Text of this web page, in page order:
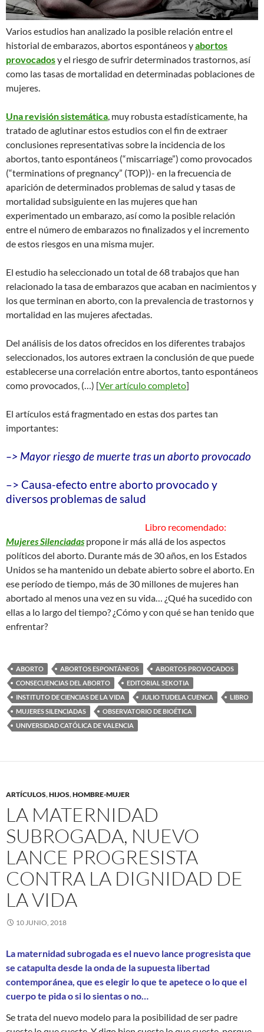
Varios estudios han analizado la posible relación entre el
historial de embarazos, abortos espontáneos yabortos
provocadosy el riesgo de sufrir determinados trastornos, así
como las tasas de mortalidad en determinadas poblaciones de
mujeres.
Una revisión sistemática, muy robusta estadísticamente, ha
tratado de aglutinar estos estudios con el fin de extraer
conclusiones representativas sobre la incidencia de los
abortos, tanto espontáneos (“miscarriage”) como provocados
(“terminations of pregnancy” (TOP))- en la frecuencia de
aparición de determinados problemas de salud y tasas de
mortalidad subsiguiente en las mujeres que han
experimentado un embarazo, así como la posible relación
entre el número de embarazos no finalizados y el incremento
de estos riesgos en una misma mujer.
El estudio ha seleccionado un total de 68 trabajos que han
relacionado la tasa de embarazos que acaban en nacimientos y
los que terminan en aborto, con la prevalencia de trastornos y
mortalidad en las mujeres afectadas.
Del análisis de los datos ofrecidos en los diferentes trabajos
seleccionados, los autores extraen la conclusión de que puede
establecerse una correlación entre abortos, tanto espontáneos
como provocados, (…) [Ver artículo completo]
El artículos está fragmentado en estas dos partes tan
importantes:
–> Mayor riesgo de muerte tras un aborto provocado
–> Causa-efecto entre aborto provocado y
diversos problemas de salud
Libro recomendado:
Mujeres Silenciadas propone ir más allá de los aspectos
políticos del aborto. Durante más de 30 años, en los Estados
Unidos se ha mantenido un debate abierto sobre el aborto. En
ese período de tiempo, más de 30 millones de mujeres han
abortado al menos una vez en su vida… ¿Qué ha sucedido con
ellas a lo largo del tiempo? ¿Cómo y con qué se han tenido que
enfrentar?
ABORTO ABORTOS ESPONTÁNEOS
ABORTOS PROVOCADOS
CONSECUENCIAS DEL ABORTO
EDITORIAL SEKOTIA
INSTITUTO DE CIENCIAS DE LA VIDA
JULIO TUDELA CUENCA
LIBRO
MUJERES SILENCIADAS
OBSERVATORIO DE BIOÉTICA
UNIVERSIDAD CATÓLICA DE VALENCIA
ARTÍCULOS,HIJOS,HOMBRE-MUJER
LA MATERNIDAD
SUBROGADA, NUEVO
LANCE PROGRESISTA
CONTRA LA DIGNIDAD DE
LA VIDA
10 JUNIO, 2018
La maternidad subrogada es el nuevo lance progresista que
se catapulta desde la onda de la supuesta libertad
contemporánea, que es elegir lo que te apetece o lo que el
cuerpo te pida o si lo sientas o no…
Se trata del nuevo modelo para la posibilidad de ser padre